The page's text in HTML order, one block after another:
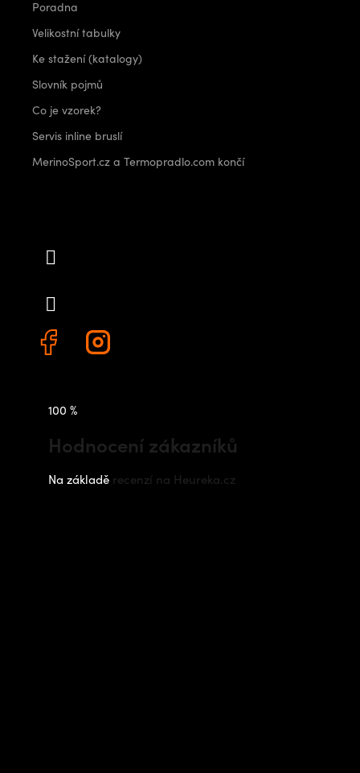
Poradna
Velikostní tabulky
Ke stažení (katalogy)
Slovník pojmů
Co je vzorek?
Servis inline bruslí
MerinoSport.cz a Termopradlo.com končí
100 %
Hodnocení zákazníků
Na základě recenzí na Heureka.cz